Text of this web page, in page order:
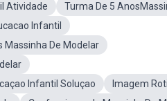
Atividade
Turma De 5
Infantil
Massinha De Modelar
Infantil Soluçao
Imagem